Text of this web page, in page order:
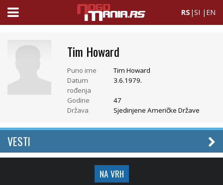
RS |SI | EN
Tim Howard
Puno ime
Tim Howard
Datum
rođenja
3.6.1979.
Godine
47
Država
Sjedinjene Američke Države
VESTI
NA VRH